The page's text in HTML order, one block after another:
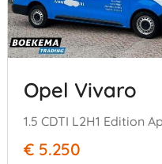
Opel Vivaro
€ 5.250